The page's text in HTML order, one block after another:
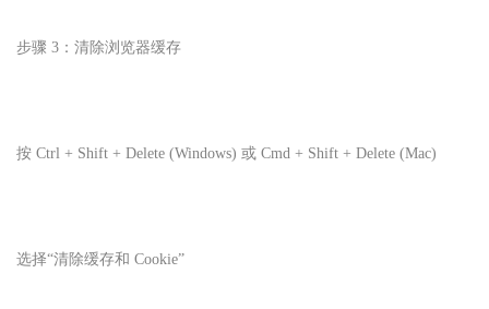
步骤 3：清除浏览器缓存
按 Ctrl + Shift + Delete (Windows) 或 Cmd + Shift + Delete (Mac)
选择“清除缓存和 Cookie”